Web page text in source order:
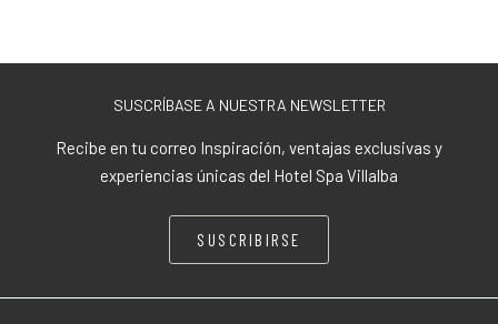
SUSCRÍBASE A NUESTRA NEWSLETTER
Recibe en tu correo Inspiración, ventajas exclusivas y
experiencias únicas del Hotel Spa Villalba
SUSCRIBIRSE